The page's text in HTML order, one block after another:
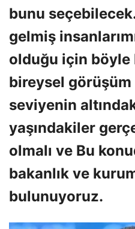
bunu
gelmiş
olduğu için böyle
bireysel görüşüm
seviyenin
yaşındakiler
olmalı ve Bu
bakanlık ve
bulunuyoruz.